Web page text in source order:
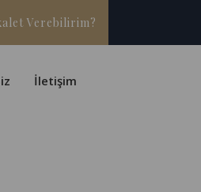
Verebilirim?
İletişim